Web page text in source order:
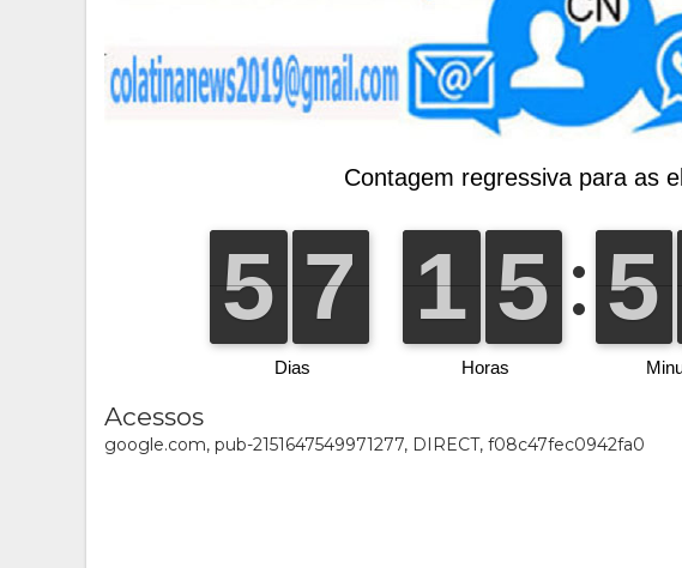
Acessos
google.com, pub-2151647549971277, DIRECT, f08c47fec0942fa0